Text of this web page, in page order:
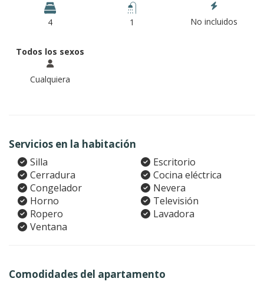
4 1 No incluidos
Todos los sexos
Cualquiera
Servicios en la habitación
Silla
Escritorio
Cerradura
Cocina eléctrica
Congelador
Nevera
Horno
Televisión
Ropero
Lavadora
Ventana
Comodidades del apartamento